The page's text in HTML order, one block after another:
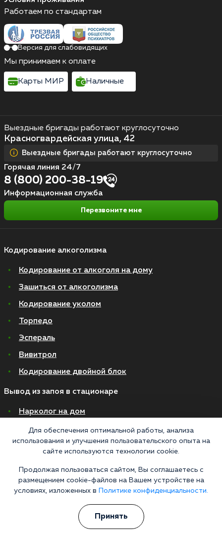
Кодирование алкоголизма
Кодирование от алкоголя на дому
Зашиться от алкоголизма
Кодирование уколом
Торпедо
Эспераль
Вивитрол
Кодирование двойной блок
Вывод из запоя в стационаре
Нарколог на дом
Капельница от запоя на дому
Капельница от запоя в стационаре
Детоксикация
Экстренное вытрезвление
Лечение алкоголизма в стационаре
Выездные бригады работают круглосуточно
Красногвардейская улица, 42
Выездные бригады работают круглосуточно
Горячая линия 24/7
8 (800) 200-38-19
Информационная служба
Перезвоните мне
Работаем по стандартам
Версия для слабовидящих
Мы принимаем к оплате
Карты МИР Наличные
Для обеспечения оптимальной работы, анализа
использования и улучшения пользовательского опыта на
сайте используются технологии cookie.
Продолжая пользоваться сайтом, Вы соглашаетесь с
размещением cookie-файлов на Вашем устройстве на
условиях, изложенных в
Политике конфиденциальности.
Принять